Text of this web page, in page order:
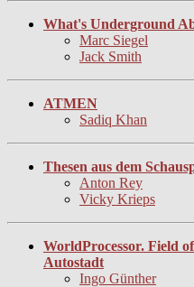
What's Underground
Marc Siegel
Jack Smith
ATMEN
Sadiq Khan
Thesen aus dem
Anton Rey
Vicky Krieps
WorldProcessor. Field
Autostadt
Ingo Günther